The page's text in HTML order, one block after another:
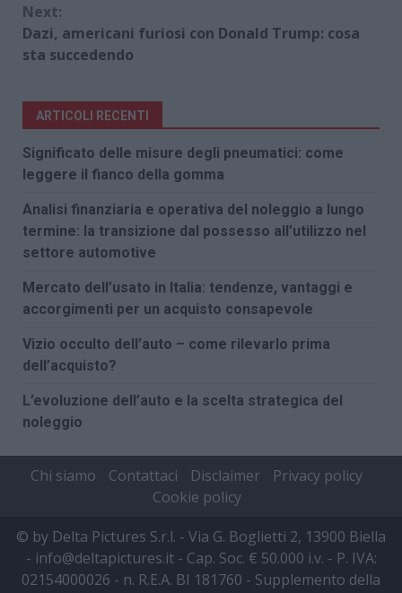
Next:
Dazi, americani furiosi con Donald Trump: cosa
sta succedendo
ARTICOLI RECENTI
Significato delle misure degli pneumatici: come
leggere il fianco della gomma
Analisi finanziaria e operativa del noleggio a lungo
termine: la transizione dal possesso all’utilizzo nel
settore automotive
Mercato dell’usato in Italia: tendenze, vantaggi e
accorgimenti per un acquisto consapevole
Vizio occulto dell’auto – come rilevarlo prima
dell’acquisto?
L’evoluzione dell’auto e la scelta strategica del
noleggio
Chi siamo Contattaci Disclaimer
Privacy policy
Cookie policy
© by Delta Pictures S.r.l. - Via G. Boglietti 2, 13900 Biella
- info@deltapictures.it - Cap. Soc. € 50.000 i.v. - P. IVA:
02154000026 - n. R.E.A. BI 181760 - Supplemento della